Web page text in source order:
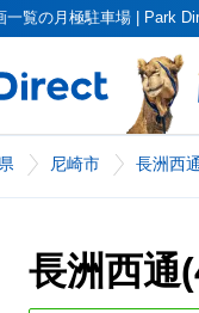
覧の月極駐車場 | Park
尼崎市 長洲西通
長洲西通